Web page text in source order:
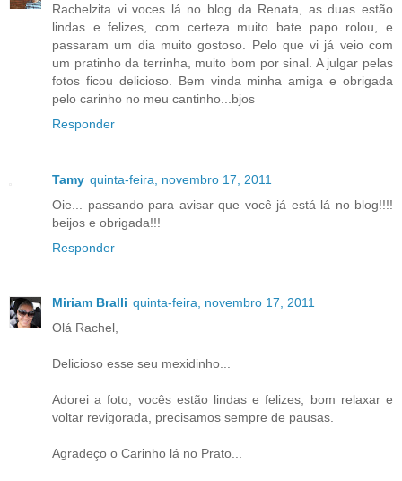
Rachelzita vi voces lá no blog da Renata, as duas estão
lindas e felizes, com certeza muito bate papo rolou, e
passaram um dia muito gostoso. Pelo que vi já veio com
um pratinho da terrinha, muito bom por sinal. A julgar pelas
fotos ficou delicioso. Bem vinda minha amiga e obrigada
pelo carinho no meu cantinho...bjos
Responder
Tamy quinta-feira, novembro 17, 2011
Oie... passando para avisar que você já está lá no blog!!!!
beijos e obrigada!!!
Responder
Miriam Bralli quinta-feira, novembro 17, 2011
Olá Rachel,
Delicioso esse seu mexidinho...
Adorei a foto, vocês estão lindas e felizes, bom relaxar e
voltar revigorada, precisamos sempre de pausas.
Agradeço o Carinho lá no Prato...